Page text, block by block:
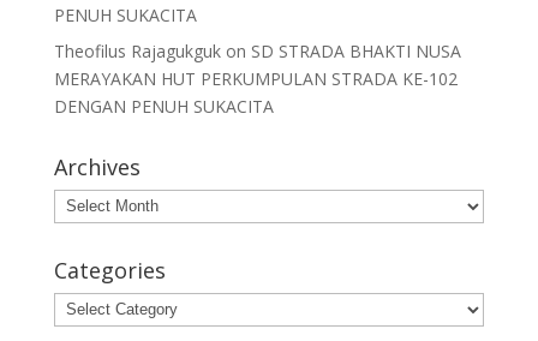
PENUH SUKACITA
Theofilus Rajagukgukon SD STRADA BHAKTI NUSA
MERAYAKAN HUT PERKUMPULAN STRADA KE-102
DENGAN PENUH SUKACITA
Archives
Archives
Categories
Categories